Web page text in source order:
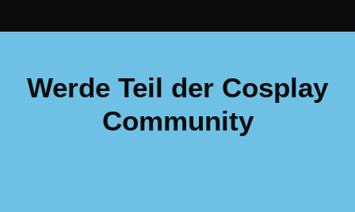
Werde Teil der Cosplay
Community